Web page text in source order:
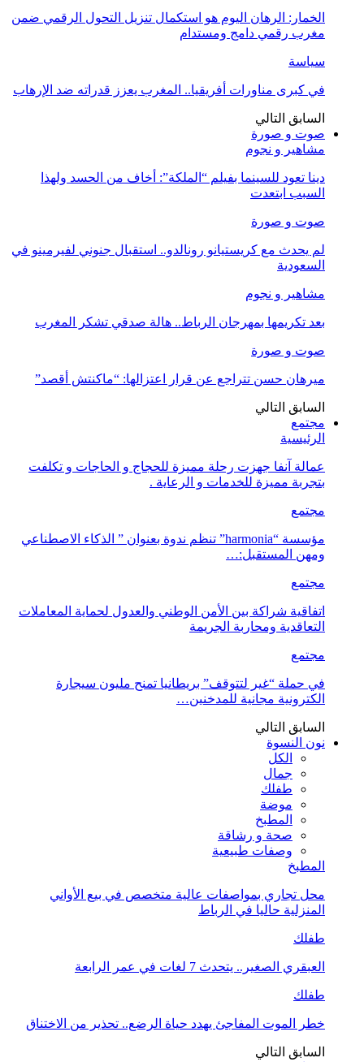
الخمار: الرهان اليوم هو استكمال تنزيل التحول الرقمي ضمن
مغرب رقمي دامج ومستدام
سياسة
في كبرى مناورات أفريقيا.. المغرب يعزز قدراته ضد الإرهاب
السابق التالي
صوت و صورة
مشاهير و نجوم
دينا تعود للسينما بفيلم “الملكة”: أخاف من الحسد ولهذا
السبب ابتعدت
صوت و صورة
لم يحدث مع كريستيانو رونالدو.. استقبال جنوني لفيرمينو في
السعودية
مشاهير و نجوم
بعد تكريمها بمهرجان الرباط.. هالة صدقي تشكر المغرب
صوت و صورة
ميرهان حسن تتراجع عن قرار اعتزالها: “ماكنتش أقصد”
السابق التالي
مجتمع
الرئيسية
عمالة آنفا جهزت رحلة مميزة للحجاج و الحاجات و تكلفت
بتجربة مميزة للخدمات و الرعاية .
مجتمع
مؤسسة “harmonia” تنظم ندوة بعنوان ” الذكاء الاصطناعي
ومهن المستقبل:…
مجتمع
اتفاقية شراكة بين الأمن الوطني والعدول لحماية المعاملات
التعاقدية ومحاربة الجريمة
مجتمع
في حملة “غير لتتوقف” بريطانيا تمنح مليون سيجارة
الكترونية مجانية للمدخنين…
السابق التالي
نون النسوة
الكل
جمال
طفلك
موضة
المطبخ
صحة و رشاقة
وصفات طبيعية
المطبخ
محل تجاري بمواصفات عالية متخصص في بيع الأواني
المنزلية حاليا في الرباط
طفلك
العبقري الصغير.. يتحدث 7 لغات في عمر الرابعة
طفلك
خطر الموت المفاجئ يهدد حياة الرضع.. تحذير من الاختناق
السابق التالي